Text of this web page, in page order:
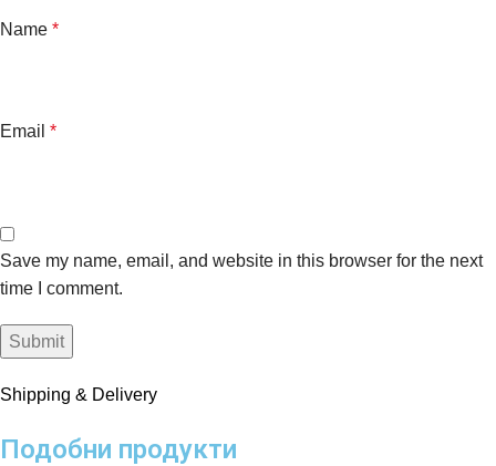
Name *
Email *
Save my name, email, and website in this browser for the next
time I comment.
Shipping & Delivery
Подобни продукти